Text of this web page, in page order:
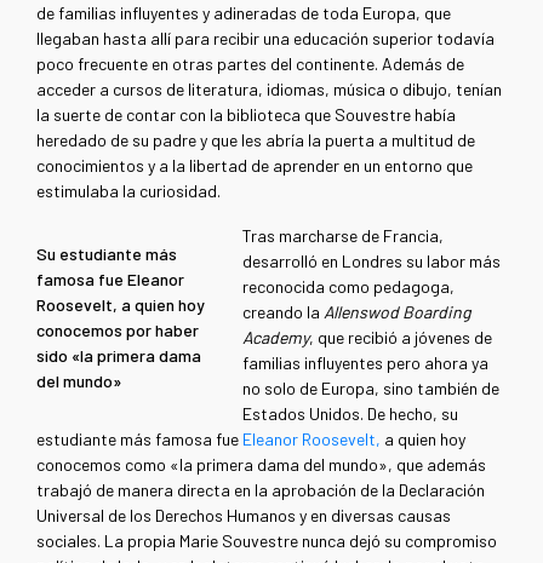
de familias influyentes y adineradas de toda Europa, que
llegaban hasta allí para recibir una educación superior todavía
poco frecuente en otras partes del continente. Además de
acceder a cursos de literatura, idiomas, música o dibujo, tenían
la suerte de contar con la biblioteca que Souvestre había
heredado de su padre y que les abría la puerta a multitud de
conocimientos y a la libertad de aprender en un entorno que
estimulaba la curiosidad.
Su estudiante más
famosa fue Eleanor
Roosevelt, a quien hoy
conocemos por haber
sido «la primera dama
del mundo»
Tras marcharse de Francia,
desarrolló en Londres su labor más
reconocida como pedagoga,
creando la Allenswod Boarding
Academy, que recibió a jóvenes de
familias influyentes pero ahora ya
no solo de Europa, sino también de
Estados Unidos. De hecho, su
estudiante más famosa fue Eleanor Roosevelt, a quien hoy
conocemos como «la primera dama del mundo», que además
trabajó de manera directa en la aprobación de la Declaración
Universal de los Derechos Humanos y en diversas causas
sociales. La propia Marie Souvestre nunca dejó su compromiso